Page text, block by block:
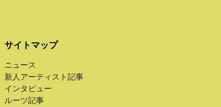
サイトマップ
ニュース
新人アーティスト記事
インタビュー
ルーツ記事